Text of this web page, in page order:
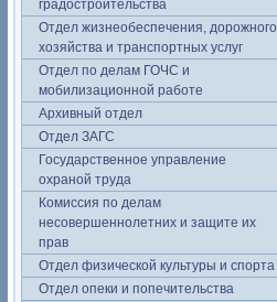
градостроительства
Отдел жизнеобеспечения, дорожного
хозяйства и транспортных услуг
Отдел по делам ГОЧС и
мобилизационной работе
Архивный отдел
Отдел ЗАГС
Государственное управление
охраной труда
Комиссия по делам
несовершеннолетних и защите их
прав
Отдел физической культуры и спорта
Отдел опеки и попечительства